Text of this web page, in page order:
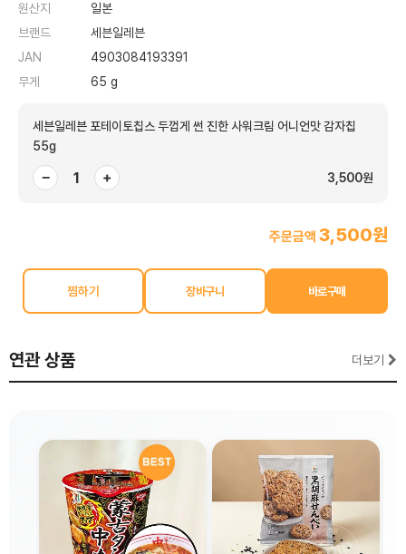
원산지
일본
브랜드
세븐일레븐
JAN
4903084193391
무게
65 g
세븐일레븐 포테이토칩스 두껍게 썬 진한 사워크림 어니언맛 감자칩
55g
− + 3,500원
주문금액 3,500원
찜하기
연관 상품 더보기